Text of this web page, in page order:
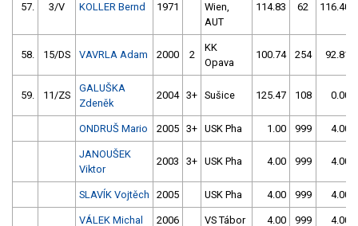
57. 3/V KOLLER Bernd 1971
Wien,
AUT
114.83 62 116.40
58. 15/DS VAVRLA Adam 2000 2
KK
Opava
100.74 254 92.81
59. 11/ZS
GALUŠKA
Zdeněk
2004 3+ Sušice 125.47 108 0.00
ONDRUŠ Mario 2005 3+ USK Pha 1.00 999 4.00
JANOUŠEK
Viktor
2003 3+ USK Pha 4.00 999 4.00
SLAVÍK Vojtěch 2005 USK Pha 4.00 999 4.00
VÁLEK Michal 2006 VS Tábor 4.00 999 4.00